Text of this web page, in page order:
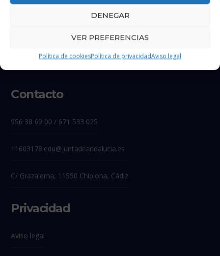
DENEGAR
VER PREFERENCIAS
Política de cookiesPolítica de privacidadAviso legal
Contacto
956 38 69 00 / 671 533 025
11603178.edu@juntadeandalucia.es
C/ Grazalema, 11550 Chipiona, Cádiz
Privacidad
Aviso legal